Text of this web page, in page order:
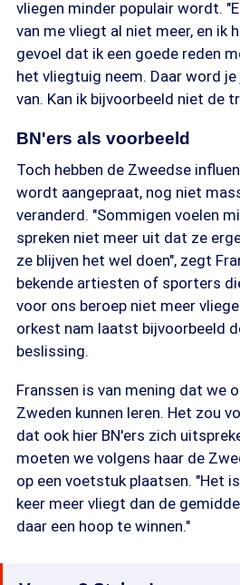
vliegen minder populair wordt.
van me vliegt al niet meer, en ik
gevoel dat ik een goede reden
het vliegtuig neem. Daar word
van. Kan ik bijvoorbeeld niet de
BN'ers als voorbeeld
Toch hebben de Zweedse
wordt aangepraat, nog niet
veranderd. "Sommigen voelen
spreken niet meer uit dat ze
ze blijven het wel doen", zegt
bekende artiesten of sporters
voor ons beroep niet meer
orkest nam laatst bijvoorbeeld
beslissing.
Franssen is van mening dat we
Zweden kunnen leren. Het zou
dat ook hier BN'ers zich
moeten we volgens haar de
op een voetstuk plaatsen. "Het
keer meer vliegt dan de
daar een hoop te winnen."